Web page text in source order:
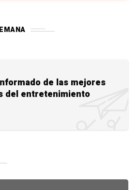
de las mejores
del entretenimiento